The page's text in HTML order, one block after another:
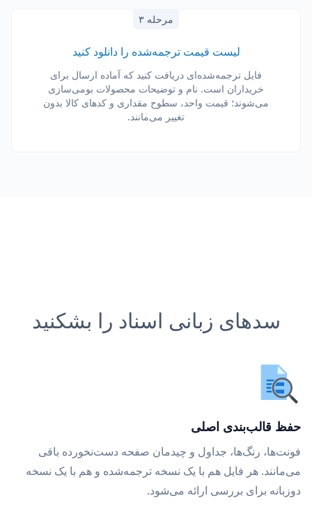
مرحله ۳
لیست قیمت ترجمه‌شده را دانلود کنید
فایل ترجمه‌شده‌ای دریافت کنید که آماده ارسال برای
خریداران است. نام و توضیحات محصولات بومی‌سازی
می‌شوند؛ قیمت واحد، سطوح مقداری و کدهای کالا بدون
تغییر می‌مانند.
سدهای زبانی اسناد را بشکنید
حفظ قالب‌بندی اصلی
فونت‌ها، رنگ‌ها، جداول و چیدمان صفحه دست‌نخورده باقی
می‌مانند. هر فایل هم با یک نسخه ترجمه‌شده و هم با یک نسخه
دوزبانه برای بررسی ارائه می‌شود.